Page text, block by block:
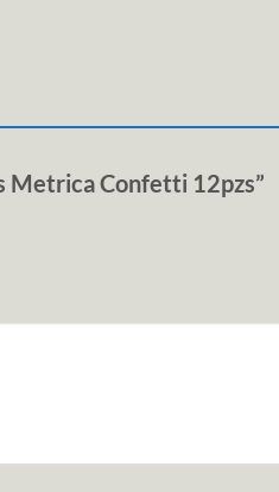
Metrica Confetti 12pzs”